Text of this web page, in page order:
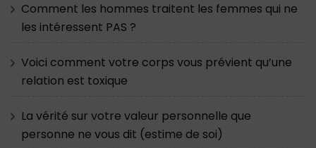
Comment les hommes traitent les femmes qui ne
les intéressent PAS ?
Voici comment votre corps vous prévient qu’une
relation est toxique
La vérité sur votre valeur personnelle que
personne ne vous dit (estime de soi)